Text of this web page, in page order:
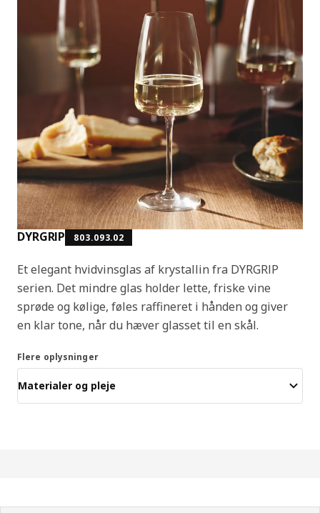
DYRGRIP 803.093.02
Et elegant hvidvinsglas af krystallin fra DYRGRIP
serien. Det mindre glas holder lette, friske vine
sprøde og kølige, føles raffineret i hånden og giver
en klar tone, når du hæver glasset til en skål.
Flere oplysninger
Materialer og pleje